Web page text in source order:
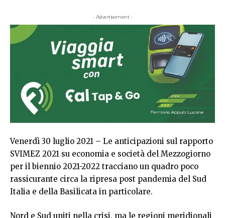
- Advertisement -
Venerdì 30 luglio 2021 – Le anticipazioni sul rapporto
SVIMEZ 2021 su economia e società del Mezzogiorno
per il biennio 2021-2022 tracciano un quadro poco
rassicurante circa la ripresa post pandemia del Sud
Italia e della Basilicata in particolare.
Nord e Sud uniti nella crisi, ma le regioni meridionali